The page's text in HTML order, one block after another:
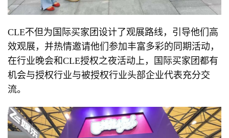
CLE不但为国际买家团设计了观展路线，引导他们高
效观展，并热情邀请他们参加丰富多彩的同期活动，
在行业晚会和CLE授权之夜活动上，国际买家团都有
机会与授权行业与被授权行业头部企业代表充分交
流。